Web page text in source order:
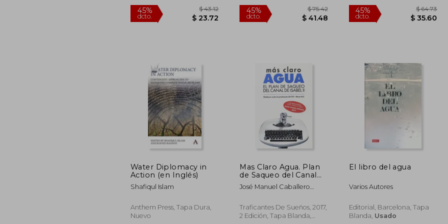
45% $ 43.12 45% $ 75.42
en el territorio)
Water Diplomacy in
Action (en Inglés)
Shafiqul Islam
Anthem Press, Tapa Dura,
Nuevo
Mas Claro Agua. Plan
de Saqueo del Canal
de Isabel ii
José Manuel Caballero
Traficantes De Sueños, 2017,
2 Edición, Tapa Blanda,
El libro del agua
Varios Autores
Editorial, Barcelona, Tapa
Blanda, Usado